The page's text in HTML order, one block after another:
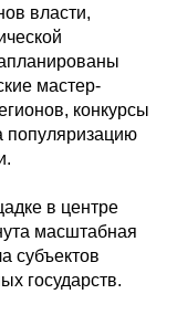
власти,
мастер-
конкурсы
популяризацию
в центре
масштабная
субъектов
государств.